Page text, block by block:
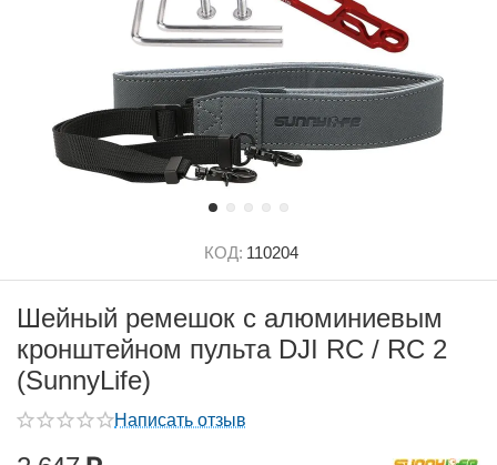
КОД: 110204
Шейный ремешок с алюминиевым
кронштейном пульта DJI RC / RC 2
(SunnyLife)
Написать отзыв